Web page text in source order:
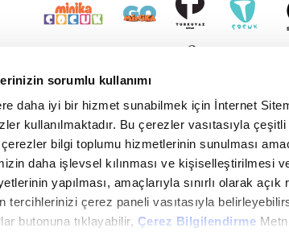
sorumlu kullanımı
daha iyi bir hizmet sunabilmek için İnternet
kullanılmaktadır. Bu çerezler vasıtasıyla
bilgi toplumu hizmetlerinin sunulması
daha işlevsel kılınması ve kişiselleştirilmesi
yapılması, amaçlarıyla sınırlı olarak
tercihlerinizi çerez paneli vasıtasıyla
butonuna tıklayabilir, Çerez Bilgilendirme